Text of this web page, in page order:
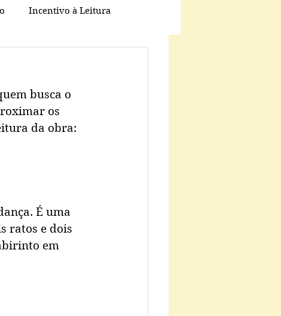
Incentivo à Leitura
busca o
os
da obra:
É uma
ratos e dois
em